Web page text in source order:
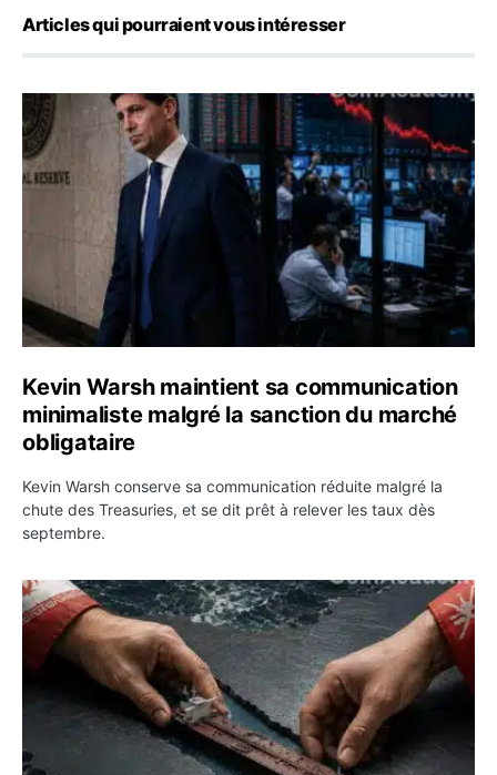
Articles qui pourraient vous intéresser
Kevin Warsh maintient sa communication minimaliste
Kevin Warsh maintient sa communication
minimaliste malgré la sanction du marché
obligataire
Kevin Warsh conserve sa communication réduite malgré la
chute des Treasuries, et se dit prêt à relever les taux dès
septembre.
Ormuz : l’Iran annonce un accord avec Oman sur une